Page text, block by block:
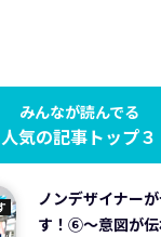
みんなが読んでる
人気の記事トップ３
ノンデザイナー
す！⑥～意図が